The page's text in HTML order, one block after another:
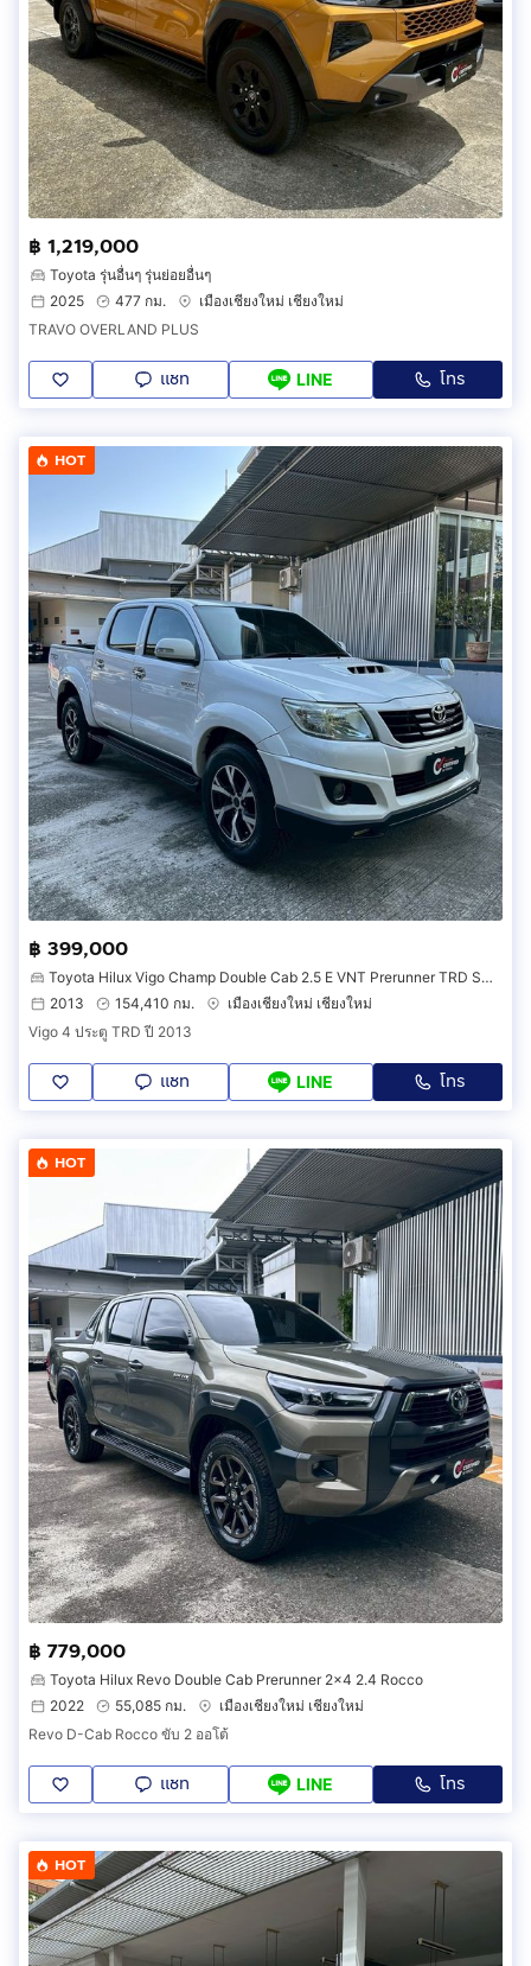
฿ 1,219,000
Toyota รุ่นอื่นๆ รุ่นย่อยอื่นๆ
2025
477 กม.
เมืองเชียงใหม่ เชียงใหม่
TRAVO OVERLAND PLUS
แชท LINE โทร
HOT
฿ 399,000
Toyota Hilux Vigo Champ Double Cab 2.5 E VNT Prerunner TRD Sportivo
2013
154,410 กม.
เมืองเชียงใหม่ เชียงใหม่
Vigo 4 ประตู TRD ปี 2013
แชท LINE โทร
HOT
฿ 779,000
Toyota Hilux Revo Double Cab Prerunner 2x4 2.4 Rocco
2022
55,085 กม.
เมืองเชียงใหม่ เชียงใหม่
Revo D-Cab Rocco ขับ 2 ออโต้
แชท LINE โทร
HOT